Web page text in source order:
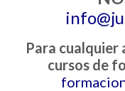
Para cualquier
cursos de